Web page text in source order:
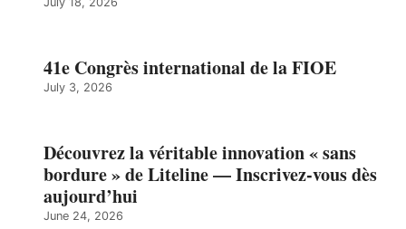
41e Congrès international de la FIOE
July 3, 2026
Découvrez la véritable innovation « sans
bordure » de Liteline — Inscrivez-vous dès
aujourd’hui
June 24, 2026